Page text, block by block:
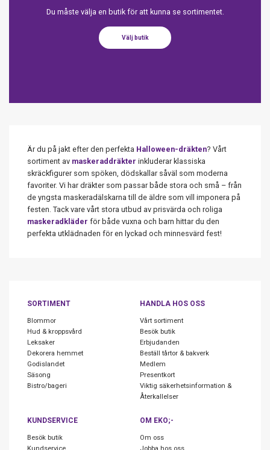
Du måste välja en butik för att kunna se sortimentet.
Välj butik
Är du på jakt efter den perfekta Halloween-dräkten? Vårt
sortiment av maskeraddräkter inkluderar klassiska
skräckfigurer som spöken, dödskallar såväl som moderna
favoriter. Vi har dräkter som passar både stora och små – från
de yngsta maskeradälskarna till de äldre som vill imponera på
festen. Tack vare vårt stora utbud av prisvärda och roliga
maskeradkläder för både vuxna och barn hittar du den
perfekta utklädnaden för en lyckad och minnesvärd fest!
SORTIMENT
Blommor
Hud & kroppsvård
Leksaker
Dekorera hemmet
Godislandet
Säsong
Bistro/bageri
HANDLA HOS OSS
Vårt sortiment
Besök butik
Erbjudanden
Beställ tårtor & bakverk
Medlem
Presentkort
Viktig säkerhetsinformation &
Återkallelser
KUNDSERVICE
Besök butik
OM EKO;-
Om oss